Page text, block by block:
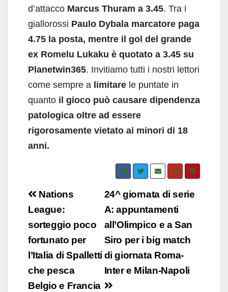
d’attacco Marcus Thuram a 3.45. Tra i
giallorossi Paulo Dybala marcatore paga
4.75 la posta, mentre il gol del grande
ex Romelu Lukaku è quotato a 3.45 su
Planetwin365. Invitiamo tutti i nostri lettori
come sempre a limitare le puntate in
quanto il gioco può causare dipendenza
patologica oltre ad essere
rigorosamente vietato ai minori di 18
anni.
Navigazione
articoli
24^ giornata di serie
A: appuntamenti
all’Olimpico e a San
Siro per i big match
di giornata Roma-
Inter e Milan-Napoli
Nations
League:
sorteggio poco
fortunato per
l’Italia di Spalletti
che pesca
Belgio e Francia